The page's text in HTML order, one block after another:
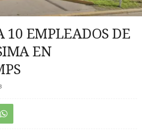
10 EMPLEADOS DE
EN